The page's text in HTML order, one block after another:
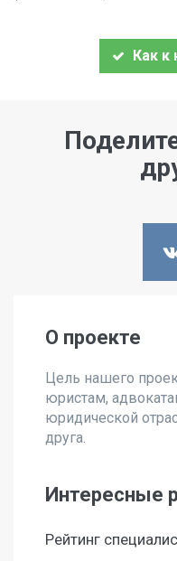
Как к
О проекте
Цель нашего
юристам,
юридической
друга.
Интересные
Рейтинг